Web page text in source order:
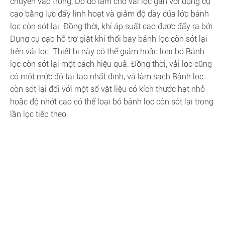
cạo bằng lực đẩy linh hoạt và giảm độ dày của lớp bánh
lọc còn sót lại. Đồng thời, khí áp suất cao được đẩy ra bởi
Dụng cụ cạo hỗ trợ giật khí thổi bay bánh lọc còn sót lại
trên vải lọc. Thiết bị này có thể giảm hoặc loại bỏ Bánh
lọc còn sót lại một cách hiệu quả. Đồng thời, vải lọc cũng
có một mức độ tái tạo nhất định, và làm sạch Bánh lọc
còn sót lại đối với một số vật liệu có kích thước hạt nhỏ
hoặc độ nhớt cao có thể loại bỏ bánh lọc còn sót lại trong
lần lọc tiếp theo.